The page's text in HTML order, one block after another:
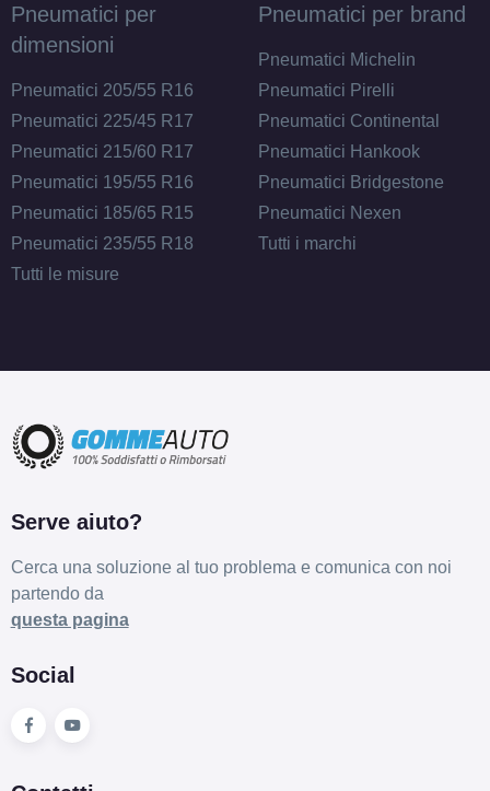
Pneumatici per
dimensioni
Pneumatici 205/55 R16
Pneumatici 225/45 R17
Pneumatici 215/60 R17
Pneumatici 195/55 R16
Pneumatici 185/65 R15
Pneumatici 235/55 R18
Tutti le misure
Pneumatici per brand
Pneumatici Michelin
Pneumatici Pirelli
Pneumatici Continental
Pneumatici Hankook
Pneumatici Bridgestone
Pneumatici Nexen
Tutti i marchi
Serve aiuto?
Cerca una soluzione al tuo problema e comunica con noi
partendo da
questa pagina
Social